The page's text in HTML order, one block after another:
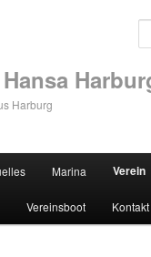
Harburg
Marina Verein
Vereinsboot Kontakt